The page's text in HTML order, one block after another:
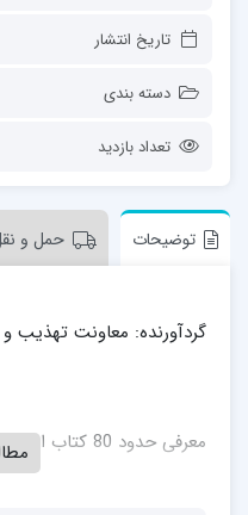
تاریخ انتشار
دسته بندی
تعداد بازدید
توضیحات حمل و
گردآورنده: معاونت تهذیب
معرفی حدود 80 کتاب از آثار علامه محمدتقی مصباح یزدی